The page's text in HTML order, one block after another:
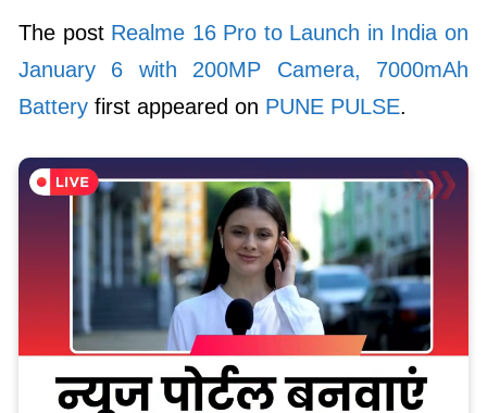
The post Realme 16 Pro to Launch in India on
January 6 with 200MP Camera, 7000mAh
Battery first appeared on PUNE PULSE.